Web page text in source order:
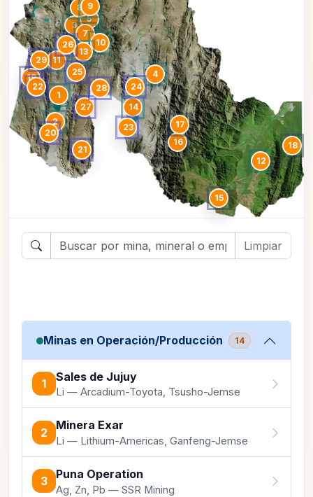
1
2
3
4
5
7
8 9
10
11
12
13
14
15
16
17
18
19
20
21
22
23
24
25
26
27
28
29
Limpiar
Minas en Operación/Producción 14
1
Sales de Jujuy
Li — Arcadium-Toyota, Tsusho-Jemse
2
Minera Exar
Li — Lithium-Americas, Ganfeng-Jemse
3
Puna Operation
Ag, Zn, Pb — SSR Mining